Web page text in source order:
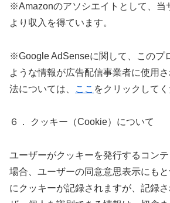
※Amazonのアソシエイトとして、当
より収入を得ています。
※Google AdSenseに関して、このプ
ような情報が広告配信事業者に使用
法については、
ここ をクリックしてく
６． クッキー（Cookie）について
ユーザーがクッキーを発行するコン
場合、ユーザーの同意意思表示にも
にクッキーが記録されますが、記録